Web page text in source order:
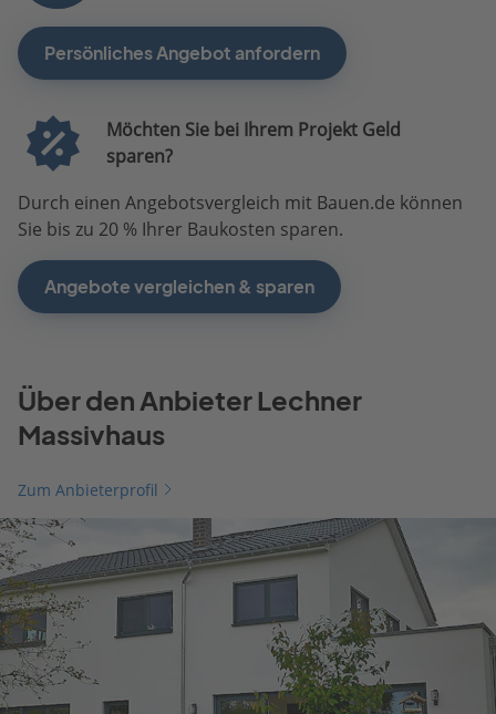
Persönliches Angebot anfordern
Möchten Sie bei Ihrem Projekt Geld
sparen?
Durch einen Angebotsvergleich mit Bauen.de können
Sie bis zu 20 % Ihrer Baukosten sparen.
Angebote vergleichen & sparen
Über den Anbieter Lechner
Massivhaus
Zum Anbieterprofil